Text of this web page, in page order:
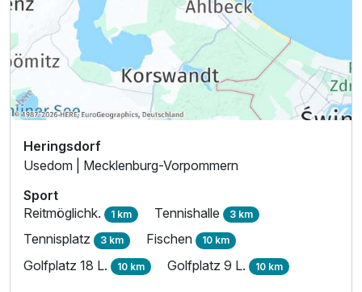
Heringsdorf
Usedom | Mecklenburg-Vorpommern
Sport
Reitmöglichk. 1 km Tennishalle 3 km
Tennisplatz 3 km Fischen 10 km
Golfplatz 18 L. 10 km Golfplatz 9 L. 10 km